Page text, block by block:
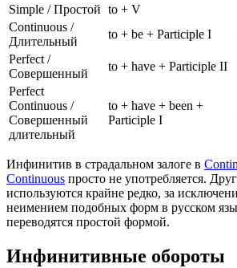
Simple / Простой to + V
Continuous /
Длительный
to + be + Participle I
Perfect /
Совершенный
to + have + Participle II
Perfect
Continuous /
Совершенный
длительный
to + have + been +
Participle I
Инфинитив в страдальном залоге в
Continuous просто не употребляется.
используются крайне редко, за
неимением подобных форм в русском
переводятся простой формой.
Инфинитивные обороты